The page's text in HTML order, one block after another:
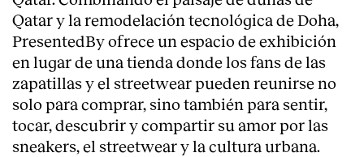
Qatar y la remodelación tecnológica de Doha,
PresentedBy ofrece un espacio de exhibición
en lugar de una tienda donde los fans de las
zapatillas y el streetwear pueden reunirse no
solo para comprar, sino también para sentir,
tocar, descubrir y compartir su amor por las
sneakers, el streetwear y la cultura urbana.